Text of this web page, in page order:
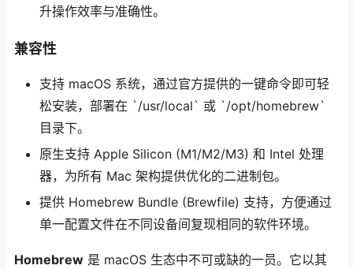
升操作效率与准确性。
兼容性
支持 macOS 系统，通过官方提供的一键命令即可轻
松安装，部署在 `/usr/local` 或 `/opt/homebrew`
目录下。
原生支持 Apple Silicon (M1/M2/M3) 和 Intel 处理
器，为所有 Mac 架构提供优化的二进制包。
提供 Homebrew Bundle (Brewfile) 支持，方便通过
单一配置文件在不同设备间复现相同的软件环境。
Homebrew 是 macOS 生态中不可或缺的一员。它以其